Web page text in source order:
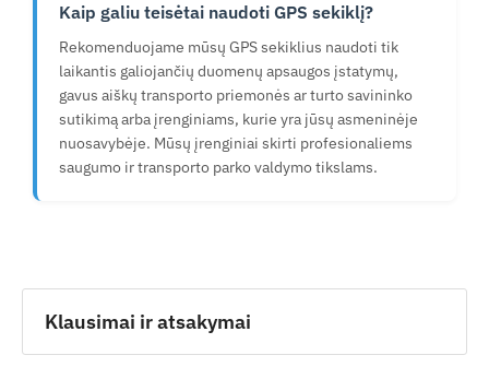
Kaip galiu teisėtai naudoti GPS sekiklį?
Rekomenduojame mūsų GPS sekiklius naudoti tik
laikantis galiojančių duomenų apsaugos įstatymų,
gavus aiškų transporto priemonės ar turto savininko
sutikimą arba įrenginiams, kurie yra jūsų asmeninėje
nuosavybėje. Mūsų įrenginiai skirti profesionaliems
saugumo ir transporto parko valdymo tikslams.
Klausimai ir atsakymai